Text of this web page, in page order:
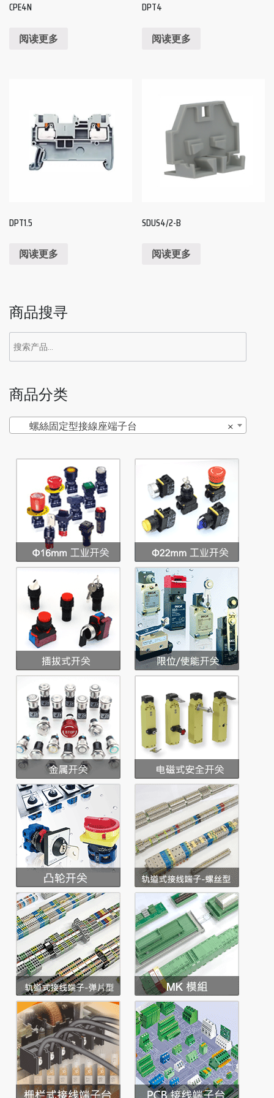
CPE4N
阅读更多
DPT4
阅读更多
DPT1.5
阅读更多
SDUS4/2-B
阅读更多
商品搜寻
商品分类
×
螺絲固定型接線座端子台